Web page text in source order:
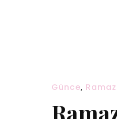
Günce,